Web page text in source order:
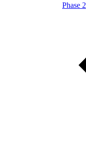
Phase 2